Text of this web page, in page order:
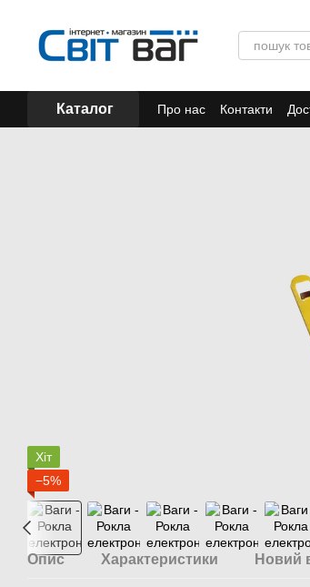
Каталог Про нас Контакти
Акції
Хіт
−5%
Опис Характеристики Новий